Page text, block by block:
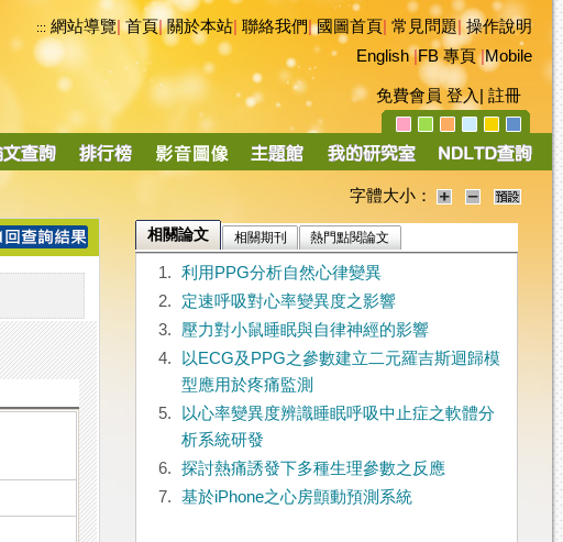
::: 網站導覽|首頁|關於本站 聯絡我們|國圖首頁 常見問題|操作說明
English|FB 專頁|Mobile
免費會員 登入 註冊
字體大小：
相關論文 相關期刊 熱門點閱論文
1.
利用PPG分析自然心律變異
2.
定速呼吸對心率變異度之影響
3.
壓力對小鼠睡眠與自律神經的影響
4.
以ECG及PPG之參數建立二元羅吉斯迴歸模
型應用於疼痛監測
5.
以心率變異度辨識睡眠呼吸中止症之軟體分
析系統研發
6.
探討熱痛誘發下多種生理參數之反應
7.
基於iPhone之心房顫動預測系統